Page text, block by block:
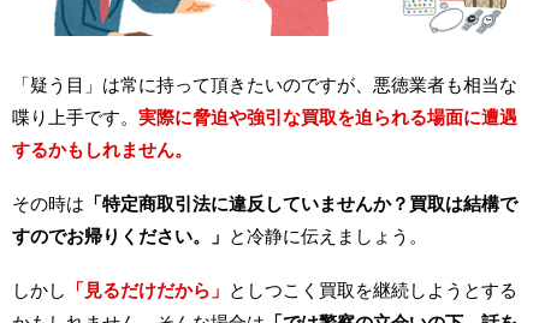
「疑う目」は常に持って頂きたいのですが、悪徳業者も相当な
喋り上手です。 実際に脅迫や強引な買取を迫られる場面に遭遇
するかもしれません。
その時は 「特定商取引法に違反していませんか？買取は結構で
すのでお帰りください。」
と冷静に伝えましょう。
しかし 「見るだけだから」
としつこく買取を継続しようとする